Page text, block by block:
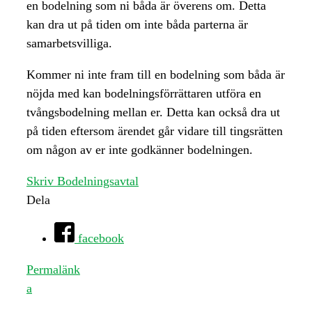
en bodelning som ni båda är överens om. Detta
kan dra ut på tiden om inte båda parterna är
samarbetsvilliga.
Kommer ni inte fram till en bodelning som båda är
nöjda med kan bodelningsförrättaren utföra en
tvångsbodelning mellan er. Detta kan också dra ut
på tiden eftersom ärendet går vidare till tingsrätten
om någon av er inte godkänner bodelningen.
Skriv Bodelningsavtal
Dela
facebook
Permalänk
a